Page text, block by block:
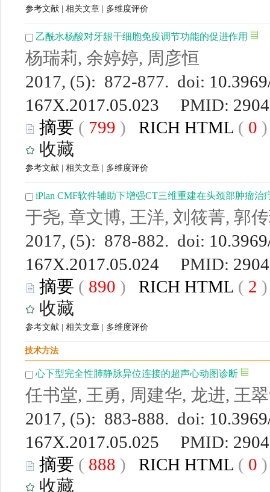
参考文献 相关文章 多维度评价
乙酰水杨酸对牙龈干细胞免疫调节功能的促进作用
杨瑞莉, 余婷婷, 周彦恒
2017, (5): 872-877. doi:
167X.2017.05.023 PMID:
摘要 ( 799 ) RICH HTML ( 0
收藏
参考文献 相关文章 多维度评价
iPlan CMF软件辅助下增强CT三维重建在头颈部肿瘤治
于尧, 章文博, 王洋, 刘筱菁, 郭
2017, (5): 878-882. doi:
167X.2017.05.024 PMID:
摘要 ( 890 ) RICH HTML ( 2
收藏
参考文献 相关文章 多维度评价
技术方法
心下型完全性肺静脉异位连接的超声心动图诊断
任书堂, 王勇, 周建华, 龙进, 王
2017, (5): 883-888. doi:
167X.2017.05.025 PMID:
摘要 ( 888 ) RICH HTML ( 0
收藏